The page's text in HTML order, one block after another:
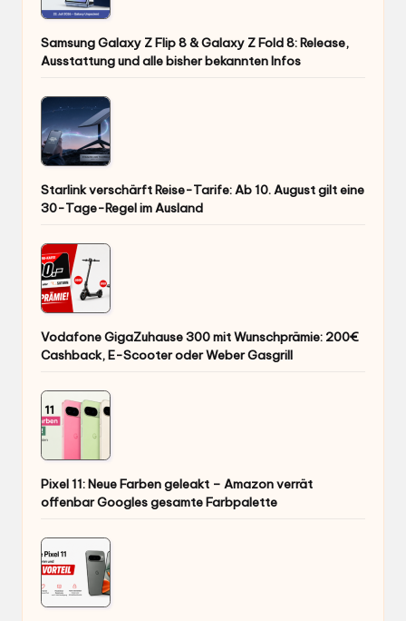
Samsung Galaxy Z Flip 8 & Galaxy Z Fold 8: Release,
Ausstattung und alle bisher bekannten Infos
Starlink verschärft Reise-Tarife: Ab 10. August gilt eine
30-Tage-Regel im Ausland
Vodafone GigaZuhause 300 mit Wunschprämie: 200€
Cashback, E-Scooter oder Weber Gasgrill
Pixel 11: Neue Farben geleakt – Amazon verrät
offenbar Googles gesamte Farbpalette